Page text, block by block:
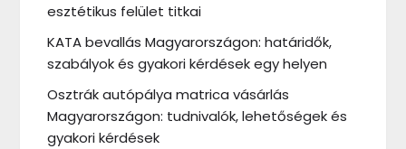
esztétikus felület titkai
KATA bevallás Magyarországon: határidők,
szabályok és gyakori kérdések egy helyen
Osztrák autópálya matrica vásárlás
Magyarországon: tudnivalók, lehetőségek és
gyakori kérdések